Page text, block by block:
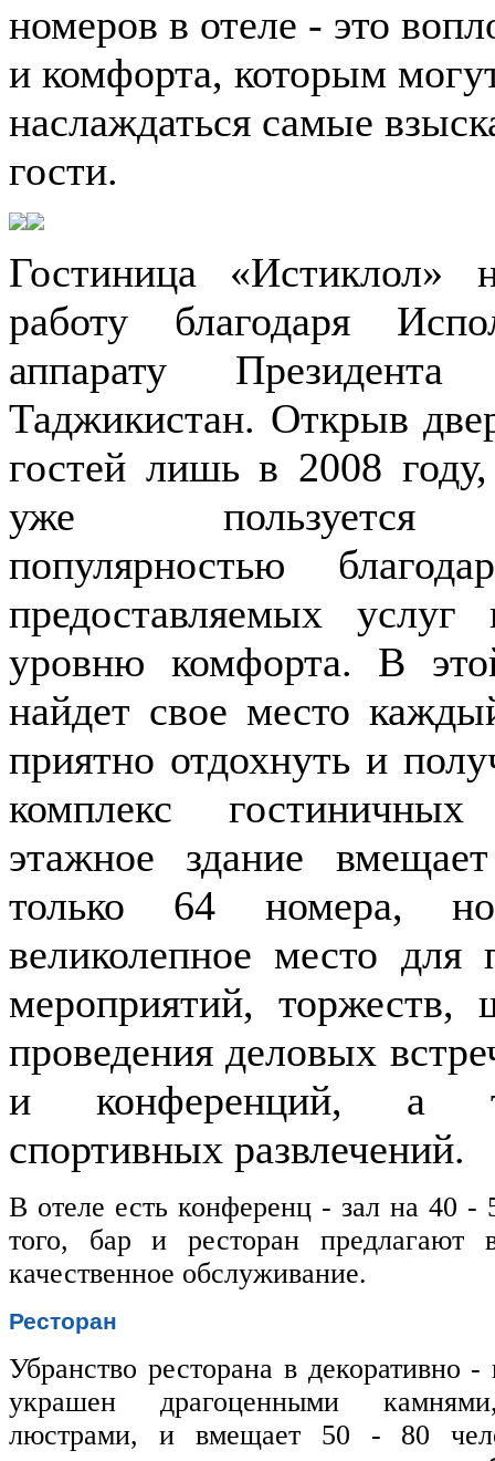
номеров в отеле - это
и комфорта, которым
наслаждаться самые
гости.
Гостиница «Истиклол»
работу благодаря
аппарату Президента
Таджикистан. Открыв
гостей лишь в 2008
уже пользуется
популярностью
предоставляемых
уровню комфорта. В
найдет свое место
приятно отдохнуть и
комплекс
этажное здание
только 64 номера,
великолепное место для
мероприятий, торжеств,
проведения деловых
и конференций, а
спортивных развлечений.
В отеле есть конференц - зал на 40 -
того, бар и ресторан предлагают
качественное обслуживание.
Ресторан
Убранство ресторана в декоративно -
украшен драгоценными
люстрами, и вмещает 50 - 80